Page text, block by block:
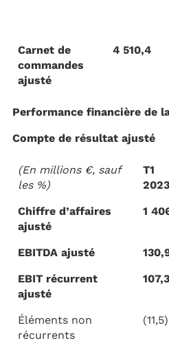
Carnet de
commandes
ajusté
4 510,4
Performance financière de
Compte de résultat ajusté
(En millions €, sauf
les %)
T1
2023
Chiffre d’affaires
ajusté
1
EBITDA ajusté
EBIT récurrent
ajusté
107,3
Éléments non
récurrents
(11,5)